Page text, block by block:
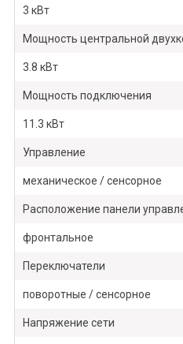
3 кВт
Мощность центральной
3.8 кВт
Мощность подключения
11.3 кВт
Управление
механическое / сенсорное
Расположение панели
фронтальное
Переключатели
поворотные / сенсорное
Напряжение сети